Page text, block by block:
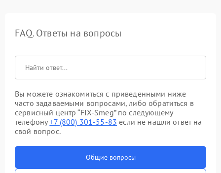
FAQ. Ответы на вопросы
Вы можете ознакомиться с приведенными ниже
часто задаваемыми вопросами, либо обратиться в
сервисный центр “FIX-Smeg” по следующему
телефону+7 (800) 301-55-83 если не нашли ответ на
свой вопрос.
Общие вопросы